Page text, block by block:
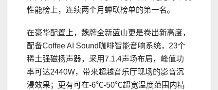
性能榜上，连续两个月蝉联榜单的第一名。
在豪华配置上，魏牌全新蓝山更是卷出新高度，
配备Coffee AI Sound咖啡智能音响系统，23个
稀土强磁扬声器，采用7.1.4声场布局，峰值功
率可达2440W，带来超越音乐厅现场的影音沉
浸效果；更有可在-6℃-50℃超宽温度范围内精